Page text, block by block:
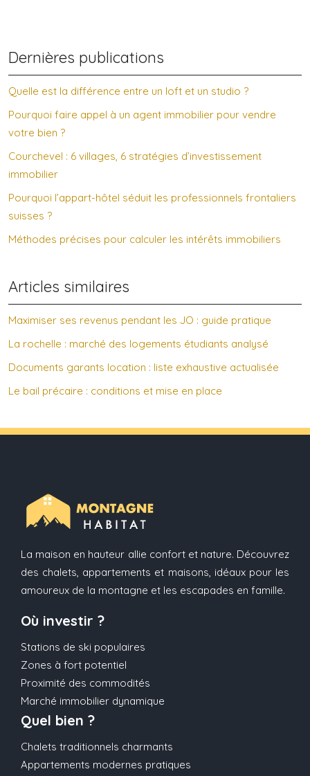
Dernières publications
Quelle est la différence entre un loft et un studio ?
Pourquoi faire appel à un agent immobilier pour vendre
votre bien ?
Courchevel : 6 villages, 6 stratégies d’investissement
immobilier
Pourquoi l’appart-hôtel séduit les professionnels frontaliers
suisses ?
Méthodes précises pour calculer les intérêts immobiliers
Articles similaires
Maximiser ses revenus pendant les JO : guide pratique
La rochelle : marché des logements étudiants analysé
Documents garants location : liste exhaustive actualisée
Le bail précaire : conditions et mise en place
La maison en hauteur allie confort et nature. Découvrez
des chalets, appartements et maisons, idéaux pour les
amoureux de la montagne et les escapades en famille.
Où investir ?
Stations de ski populaires
Zones à fort potentiel
Proximité des commodités
Marché immobilier dynamique
Quel bien ?
Chalets traditionnels charmants
Appartements modernes pratiques